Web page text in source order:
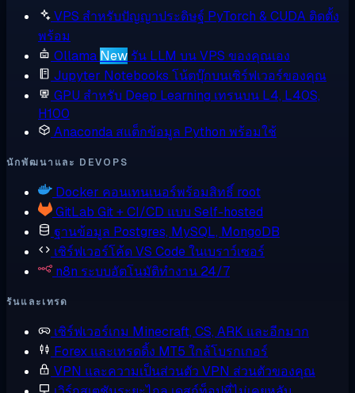
VPS สำหรับปัญญาประดิษฐ์ PyTorch & CUDA ติดตั้ง
พร้อม
Ollama New รัน LLM บน VPS ของคุณเอง
Jupyter Notebooks โน้ตบุ๊กบนเซิร์ฟเวอร์ของคุณ
GPU สำหรับ Deep Learning เทรนบน L4, L40S,
H100
Anaconda สแต็กข้อมูล Python พร้อมใช้
นักพัฒนาและ DEVOPS
Docker คอนเทนเนอร์พร้อมสิทธิ์ root
GitLab Git + CI/CD แบบ Self-hosted
ฐานข้อมูล Postgres, MySQL, MongoDB
เซิร์ฟเวอร์โค้ดVS Code ในเบราว์เซอร์
n8n ระบบอัตโนมัติทำงาน 24/7
รันและเทรด
เซิร์ฟเวอร์เกม Minecraft, CS, ARK และอีกมาก
Forex และเทรดดิ้ง MT5 ใกล้โบรกเกอร์
VPN และความเป็นส่วนตัว VPN ส่วนตัวของคุณ